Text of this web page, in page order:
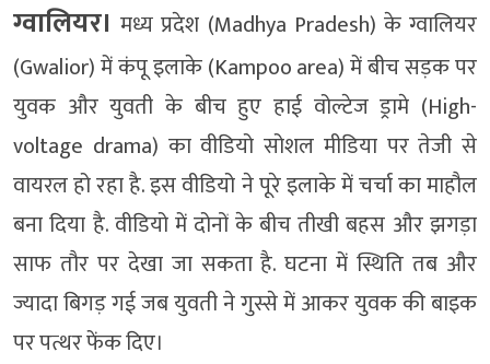
ग्वालियर। मध्य प्रदेश (Madhya Pradesh) के ग्वालियर
(Gwalior) में कंपू इलाके (Kampoo area) में बीच सड़क पर
युवक और युवती के बीच हुए हाई वोल्टेज ड्रामे (High-
voltage drama) का वीडियो सोशल मीडिया पर तेजी से
वायरल हो रहा है. इस वीडियो ने पूरे इलाके में चर्चा का माहौल
बना दिया है. वीडियो में दोनों के बीच तीखी बहस और झगड़ा
साफ तौर पर देखा जा सकता है. घटना में स्थिति तब और
ज्यादा बिगड़ गई जब युवती ने गुस्से में आकर युवक की बाइक
पर पत्थर फेंक दिए।